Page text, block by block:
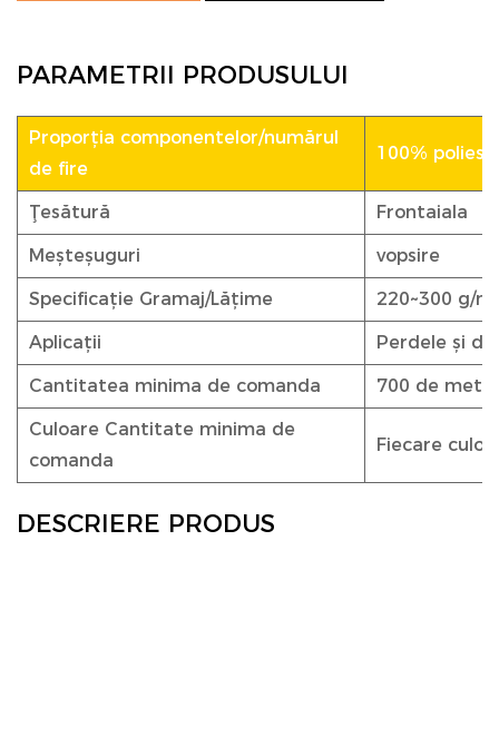
PARAMETRII PRODUSULUI
Proporția componentelor/numărul
de fire
100%
Ţesătură Frontaiala
Meșteșuguri vopsire
Specificație Gramaj/Lățime 220~300 g/
Aplicații Perdele și
Cantitatea minima de comanda 700 de metri
Culoare Cantitate minima de
comanda
Fiecare
DESCRIERE PRODUS